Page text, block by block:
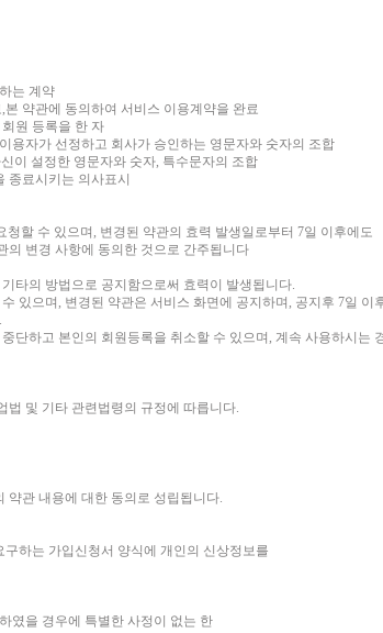
는 계약
약관에 동의하여 서비스 이용계약을 완료
원 등록을 한 자
용자가 선정하고 회사가 승인하는 영문자와 숫자의 조합
이 설정한 영문자와 숫자, 특수문자의 조합
종료시키는 의사표시
할 수 있으며, 변경된 약관의 효력 발생일로부터 7일 이후에도
의 변경 사항에 동의한 것으로 간주됩니다
타의 방법으로 공지함으로써 효력이 발생됩니다.
있으며, 변경된 약관은 서비스 화면에 공지하며, 공지후 7일 이
하고 본인의 회원등록을 취소할 수 있으며, 계속 사용하시는
법 및 기타 관련법령의 규정에 따릅니다.
약관 내용에 대한 동의로 성립됩니다.
하는 가입신청서 양식에 개인의 신상정보를
였을 경우에 특별한 사정이 없는 한